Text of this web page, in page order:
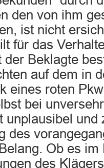
den von ihm
ist nicht
für das
der Beklagte
auf dem in
eines roten
bei
unplausibel und
des
Ob es
des